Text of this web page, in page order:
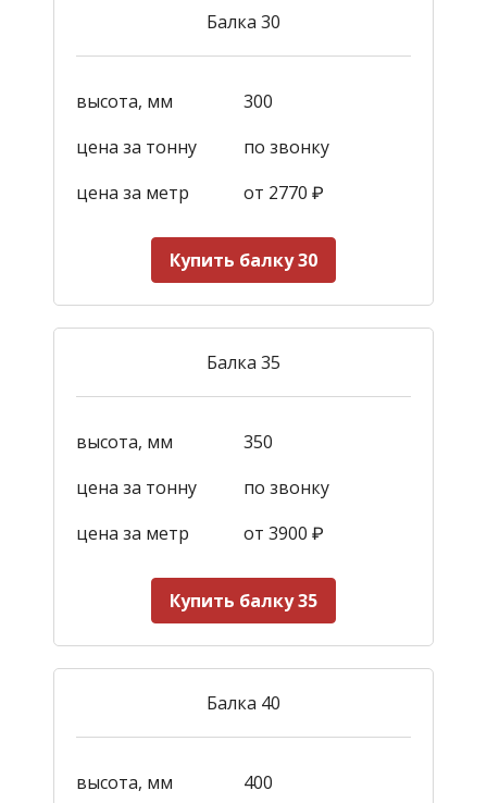
Балка 30
высота, мм
300
цена за тонну
по звонку
цена за метр
от 2770 ₽
Купить балку 30
Балка 35
высота, мм
350
цена за тонну
по звонку
цена за метр
от 3900 ₽
Купить балку 35
Балка 40
высота, мм 400